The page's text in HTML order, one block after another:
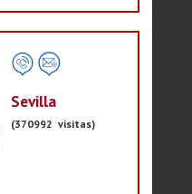
Sevilla
(370992 visitas)